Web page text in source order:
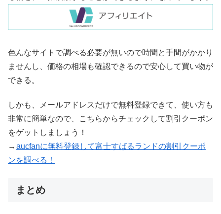
色んなサイトで調べる必要が無いので時間と手間がかかり
ませんし、価格の相場も確認できるので安心して買い物が
できる。
しかも、メールアドレスだけで無料登録できて、使い方も
非常に簡単なので、こちらからチェックして割引クーポン
をゲットしましょう！
→ aucfanに無料登録して富士すばるランドの割引クーポ
ンを調べる！
まとめ